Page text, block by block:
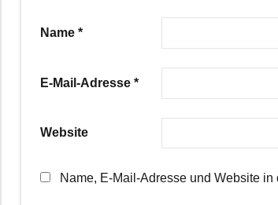
Name *
E-Mail-Adresse *
Website
Name, E-Mail-Adresse und Website